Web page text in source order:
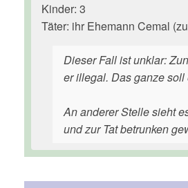
Kinder: 3
Täter: ihr Ehemann Cemal
Dieser Fall ist unklar:
er illegal. Das ganze soll
An anderer Stelle sieht
und zur Tat betrunken